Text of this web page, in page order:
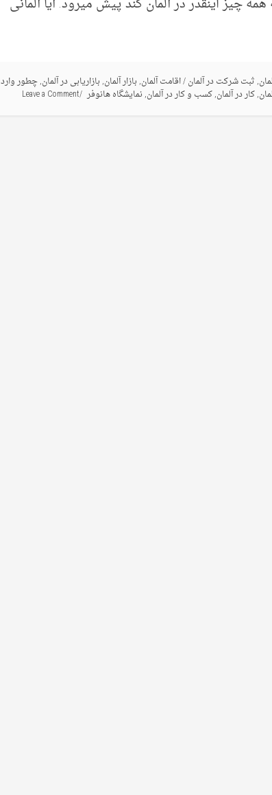
,ثبت شرکت در آلمان/اقامت آلمان,بازار آلمان,بازاریابی در آلمان,چطور وارد
,کار در آلمان,کسب و کار در آلمان,نمایشگاه هانوفر Leave a Comment